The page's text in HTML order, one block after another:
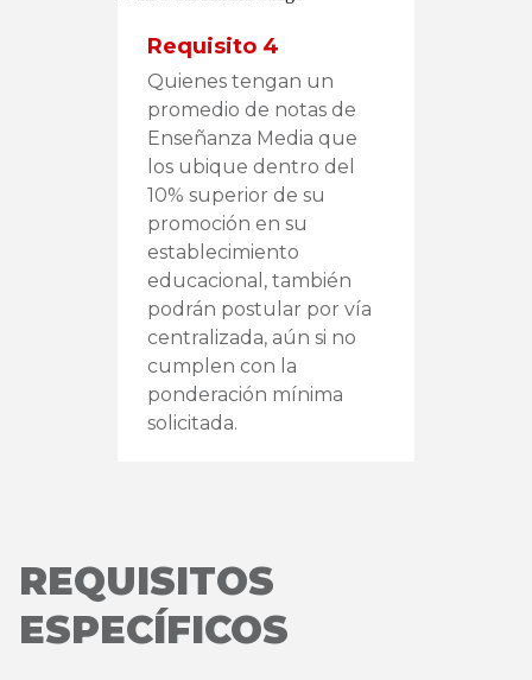
Requisito 4
Quienes tengan un
promedio de notas de
Enseñanza Media que
los ubique dentro del
10% superior de su
promoción en su
establecimiento
educacional, también
podrán postular por vía
centralizada, aún si no
cumplen con la
ponderación mínima
solicitada.
REQUISITOS
ESPECÍFICOS